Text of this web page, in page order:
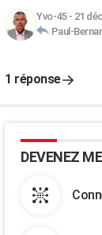
Yvo-45- 21
Paul-
1 réponse
DEVENEZ